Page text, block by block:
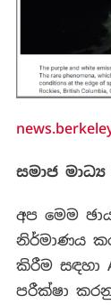
සමාජ මාධ්‍ය
අප මෙම
නිර්මාණය
කිරීම සඳහා
පරීක්ෂා